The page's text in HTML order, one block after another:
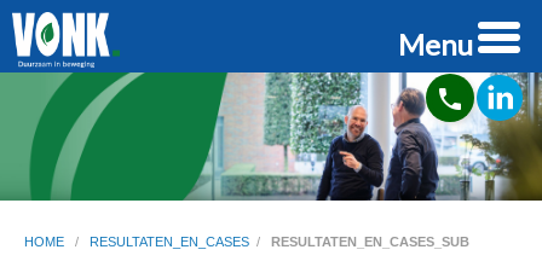
phone
Menu
HOME / RESULTATEN_EN_CASES / RESULTATEN_EN_CASES_SUB